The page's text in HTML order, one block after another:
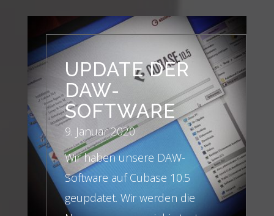
UPDATE DER
DAW-
SOFTWARE
9. Januar 2020
Wir haben unsere DAW-
Software auf Cubase 10.5
geupdatet. Wir werden die